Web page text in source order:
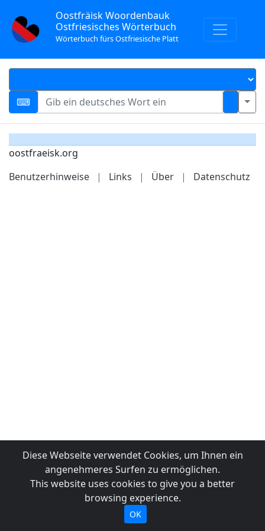
Oostfräisk Woordenbauk
Ostfriesisches Wörterbuch
Wörterbuch fürs Ostfriesische Platt
oostfraeisk.org
Benutzerhinweise
| Links | Über | Datenschutz
Diese Webseite verwendet Cookies, um Ihnen ein
angenehmeres Surfen zu ermöglichen.
This website uses cookies to give you a better
browsing experience.
OK